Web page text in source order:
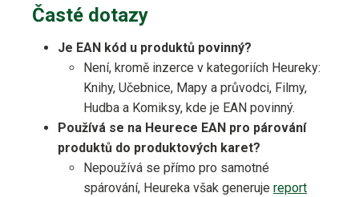
Časté dotazy
Je EAN kód u produktů povinný?
Není, kromě inzerce v kategoriích Heureky:
Knihy, Učebnice, Mapy a průvodci, Filmy,
Hudba a Komiksy, kde je EAN povinný.
Používá se na Heurece EAN pro párování
produktů do produktových karet?
Nepoužívá se přímo pro samotné
spárování, Heureka však generuje report